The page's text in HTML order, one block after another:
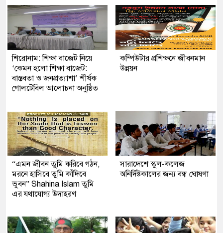
শিরোনাম: শিক্ষা বাজেট নিয়ে
‘কেমন হলো শিক্ষা বাজেট:
বাস্তবতা ও জনপ্রত্যাশা’ শীর্ষক
গোলটেবিল আলোচনা অনুষ্ঠিত
কম্পিউটার প্রশিক্ষনে জীবনমান
উন্নয়ন
“এমন জীবন তুমি করিবে গঠন,
মরনে হাসিবে তুমি কাঁদিবে
ভুবন” Shahina Islam তুমি
এর যথাযোগ্য উদাহরণ
সারাদেশে স্কুল-কলেজ
অনির্দিষ্টকালের জন্য বন্ধ ঘোষণা